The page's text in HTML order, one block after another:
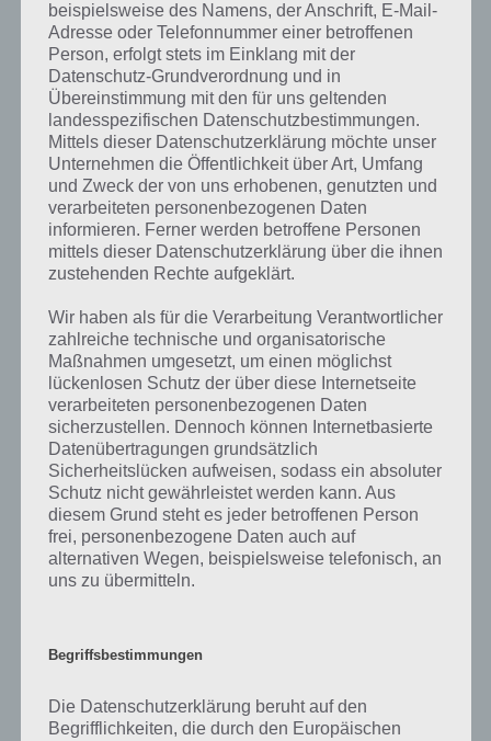
Version 1.6sind nun auch Stahlbarren verfügbar. Dies ist jedoch
recht kompliziert herzustellen und so gehts!
[index]
Schritt 1: Verb. Schmelzofen bauen
Zunächst einmal musst du den verbesserten Schmelzofen in den
Plänen freischalten und bauen. Das kostet dich 20 Eichenbretter, 20
Steinziegel, 20 Eisenbarren und 10 Eisenplatten. Wenn du dich fragst,
wie du diese herstellst, schau einfach in unsere “Liste der Materialien
und Rohstoffe“. Dort findest du die Info, wo du das herstellen
kannst und aus was dieser besteht!
Bei den Plänen in Last Day On Earth findest du den
beispielsweise des Namens, der Anschrift, E-Mail-
Adresse oder Telefonnummer einer betroffenen
Person, erfolgt stets im Einklang mit der
Datenschutz-Grundverordnung und in
Übereinstimmung mit den für uns geltenden
landesspezifischen Datenschutzbestimmungen.
Mittels dieser Datenschutzerklärung möchte unser
Unternehmen die Öffentlichkeit über Art, Umfang
und Zweck der von uns erhobenen, genutzten und
verarbeiteten personenbezogenen Daten
informieren. Ferner werden betroffene Personen
mittels dieser Datenschutzerklärung über die ihnen
zustehenden Rechte aufgeklärt.
Wir haben als für die Verarbeitung Verantwortlicher
zahlreiche technische und organisatorische
Maßnahmen umgesetzt, um einen möglichst
lückenlosen Schutz der über diese Internetseite
verarbeiteten personenbezogenen Daten
sicherzustellen. Dennoch können Internetbasierte
Datenübertragungen grundsätzlich
Sicherheitslücken aufweisen, sodass ein absoluter
Schutz nicht gewährleistet werden kann. Aus
diesem Grund steht es jeder betroffenen Person
frei, personenbezogene Daten auch auf
alternativen Wegen, beispielsweise telefonisch, an
uns zu übermitteln.
Begriffsbestimmungen
Die Datenschutzerklärung beruht auf den
Begrifflichkeiten, die durch den Europäischen